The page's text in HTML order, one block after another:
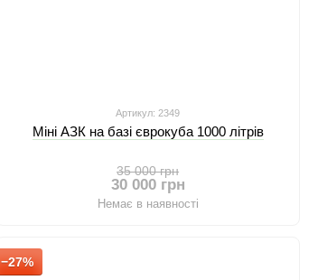
Артикул: 2349
Міні АЗК на базі єврокуба 1000 літрів
35 000 грн
30 000 грн
Немає в наявності
−27%